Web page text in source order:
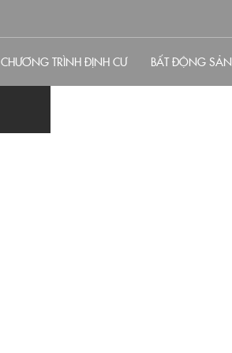
CHƯƠNG TRÌNH ĐỊNH CƯ BẤT ĐỘNG SẢN